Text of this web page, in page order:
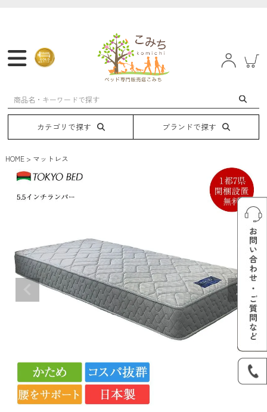
マットレス フレーム ベッド 電動ベッド
カテゴリで探す ブランドで探す
HOME マットレス